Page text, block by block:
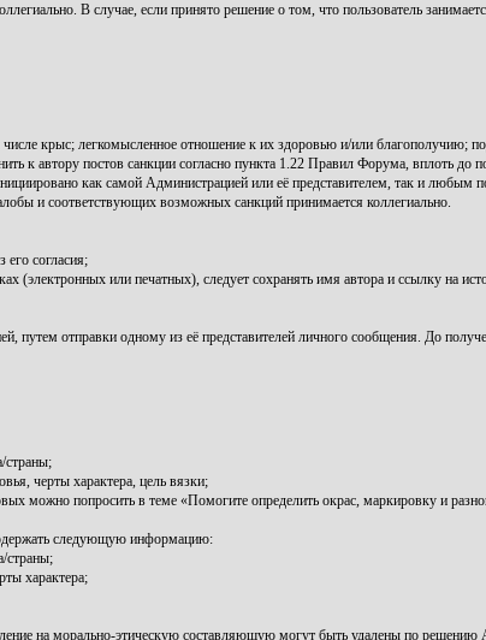
В случае, если принято решение о том, что пользователь
крыс; легкомысленное отношение к их здоровью и/или благополучию;
к автору постов санкции согласно пункта 1.22 Правил Форума, вплоть до
как самой Администрацией или её представителем, так и любым
и соответствующих возможных санкций принимается коллегиально.
согласия;
или печатных), следует сохранять имя автора и ссылку на
отправки одному из её представителей личного сообщения. До
страны;
черты характера, цель вязки;
можно попросить в теме «Помогите определить окрас, маркировку и
следующую информацию:
страны;
характера;
на морально-этическую составляющую могут быть удалены по